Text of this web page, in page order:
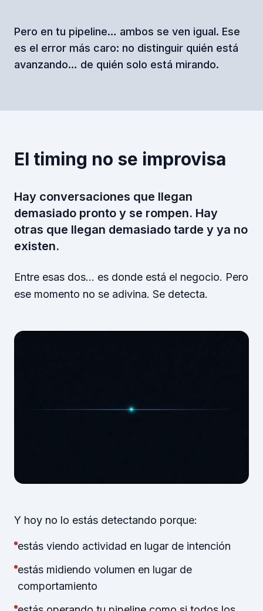
Pero en tu pipeline… ambos se ven igual. Ese
es el error más caro: no distinguir quién está
avanzando… de quién solo está mirando.
El timing no se improvisa
Hay conversaciones que llegan
demasiado pronto y se rompen. Hay
otras que llegan demasiado tarde y ya no
existen.
Entre esas dos… es donde está el negocio. Pero
ese momento no se adivina. Se detecta.
Y hoy no lo estás detectando porque:
estás viendo actividad en lugar de intención
estás midiendo volumen en lugar de
comportamiento